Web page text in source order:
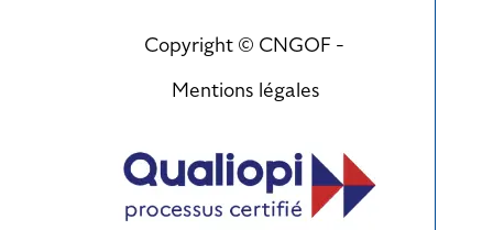
Copyright © CNGOF -
Mentions légales